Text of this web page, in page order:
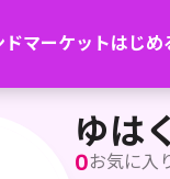
ドマーケットはじめ
日20時30分から
ゆはく
0お気に入